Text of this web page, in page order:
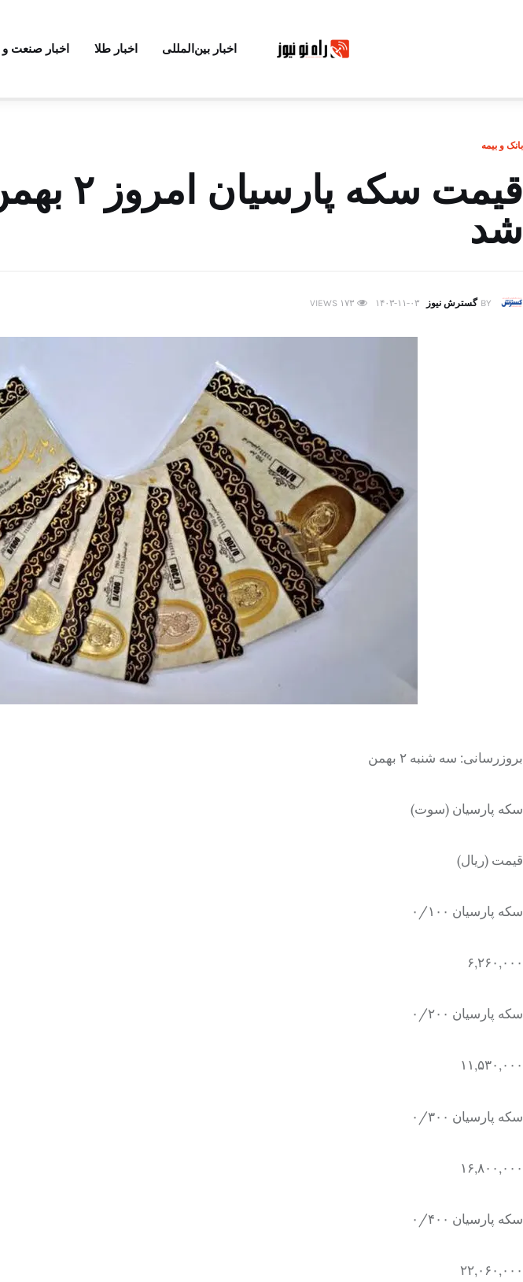
اخبار بین‌المللی اخبار طلا اخبار صنعت
بانک و بیمه
شد
BY گسترش نیوز ۱۴۰۳-۱۱-۰۳ ۱۷۳ VIEWS
بروزرسانی: سه شنبه ۲ بهمن
سکه پارسیان (سوت)
قیمت (ریال)
سکه پارسیان ۰/۱۰۰
۶,۲۶۰,۰۰۰
سکه پارسیان ۰/۲۰۰
۱۱,۵۳۰,۰۰۰
سکه پارسیان ۰/۳۰۰
۱۶,۸۰۰,۰۰۰
سکه پارسیان ۰/۴۰۰
۲۲,۰۶۰,۰۰۰